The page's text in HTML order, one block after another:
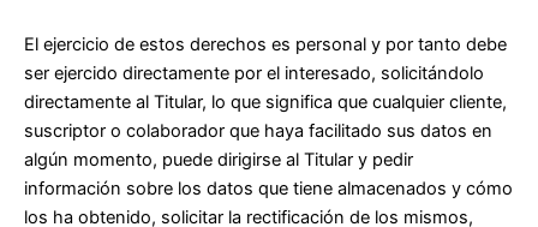
El ejercicio de estos derechos es personal y por tanto debe
ser ejercido directamente por el interesado, solicitándolo
directamente al Titular, lo que significa que cualquier cliente,
suscriptor o colaborador que haya facilitado sus datos en
algún momento, puede dirigirse al Titular y pedir
información sobre los datos que tiene almacenados y cómo
los ha obtenido, solicitar la rectificación de los mismos,